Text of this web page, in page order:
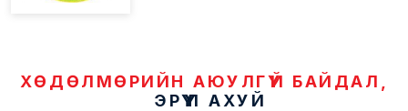
ХӨДӨЛМӨРИЙН АЮУЛГҮЙ БАЙДАЛ,
ЭРҮҮЛ АХУЙ